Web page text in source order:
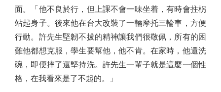
面。「他不良於行，但上課不會一味坐着，有時會拄柺
站起身子。後來他在台大改裝了一輛摩托三輪車，方便
行動。許先生堅韌不拔的精神讓我們很敬佩，所有的困
難他都想克服，學生要幫他，他不肯。在家時，他還洗
碗，即便摔了還堅持洗。許先生一輩子就是這麼一個性
格，在我看來是了不起的。」